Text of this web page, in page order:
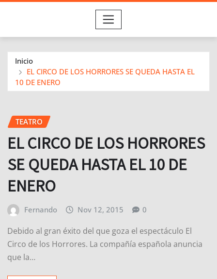
Inicio
EL CIRCO DE LOS HORRORES SE QUEDA HASTA EL
10 DE ENERO
TEATRO
EL CIRCO DE LOS HORRORES
SE QUEDA HASTA EL 10 DE
ENERO
Fernando Nov 12, 2015 0
Debido al gran éxito del que goza el espectáculo El
Circo de los Horrores. La compañía española anuncia
que la…